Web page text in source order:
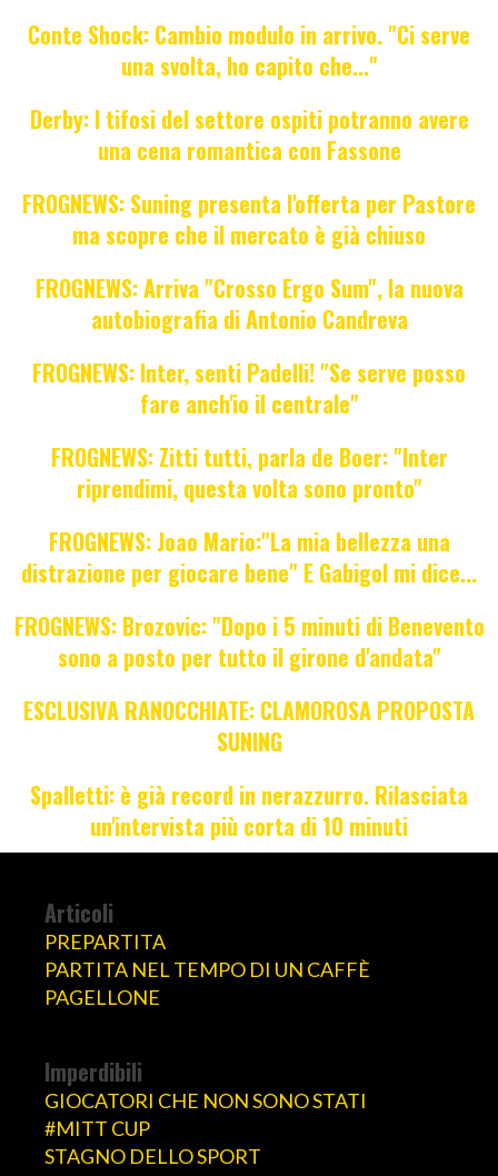
Conte Shock: Cambio modulo in arrivo. "Ci serve
una svolta, ho capito che..."
Derby: I tifosi del settore ospiti potranno avere
una cena romantica con Fassone
FROGNEWS: Suning presenta l'offerta per Pastore
ma scopre che il mercato è già chiuso
FROGNEWS: Arriva "Crosso Ergo Sum", la nuova
autobiografia di Antonio Candreva
FROGNEWS: Inter, senti Padelli! "Se serve posso
fare anch'io il centrale"
FROGNEWS: Zitti tutti, parla de Boer: "Inter
riprendimi, questa volta sono pronto"
FROGNEWS: Joao Mario:"La mia bellezza una
distrazione per giocare bene" E Gabigol mi dice...
FROGNEWS: Brozovic: "Dopo i 5 minuti di Benevento
sono a posto per tutto il girone d'andata"
ESCLUSIVA RANOCCHIATE: CLAMOROSA PROPOSTA
SUNING
Spalletti: è già record in nerazzurro. Rilasciata
un'intervista più corta di 10 minuti
Articoli
PREPARTITA
PARTITA NEL TEMPO DI UN CAFFÈ
PAGELLONE
Imperdibili
GIOCATORI CHE NON SONO STATI
#MITT CUP
STAGNO DELLO SPORT